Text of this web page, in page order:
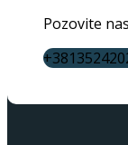
Pozovite